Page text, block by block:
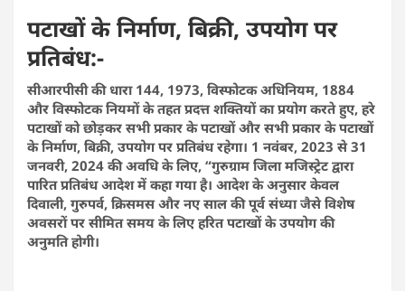
पटाखों के निर्माण, बिक्री, उपयोग पर
प्रतिबंध:-
सीआरपीसी की धारा 144, 1973, विस्फोटक अधिनियम, 1884
और विस्फोटक नियमों के तहत प्रदत्त शक्तियों का प्रयोग करते हुए, हरे
पटाखों को छोड़कर सभी प्रकार के पटाखों और सभी प्रकार के पटाखों
के निर्माण, बिक्री, उपयोग पर प्रतिबंध रहेगा। 1 नवंबर, 2023 से 31
जनवरी, 2024 की अवधि के लिए, “गुरुग्राम जिला मजिस्ट्रेट द्वारा
पारित प्रतिबंध आदेश में कहा गया है। आदेश के अनुसार केवल
दिवाली, गुरुपर्व, क्रिसमस और नए साल की पूर्व संध्या जैसे विशेष
अवसरों पर सीमित समय के लिए हरित पटाखों के उपयोग की
अनुमति होगी।